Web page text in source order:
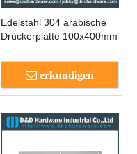
Edelstahl 304 arabische
Drückerplatte 100x400mm
Poliermittel -DDSP011
erkundigen